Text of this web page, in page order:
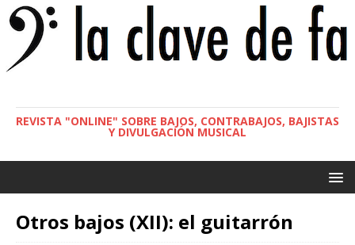
REVISTA "ONLINE" SOBRE BAJOS, CONTRABAJOS, BAJISTAS
Y DIVULGACIÓN MUSICAL
Otros bajos (XII): el guitarrón